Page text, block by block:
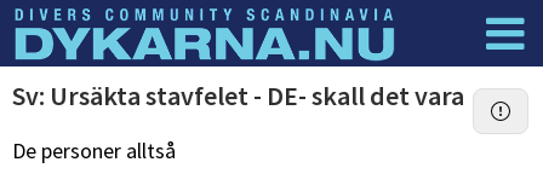
Dyknyheter Logga in
Sv: Ursäkta stavfelet - DE- skall det vara
De personer alltså